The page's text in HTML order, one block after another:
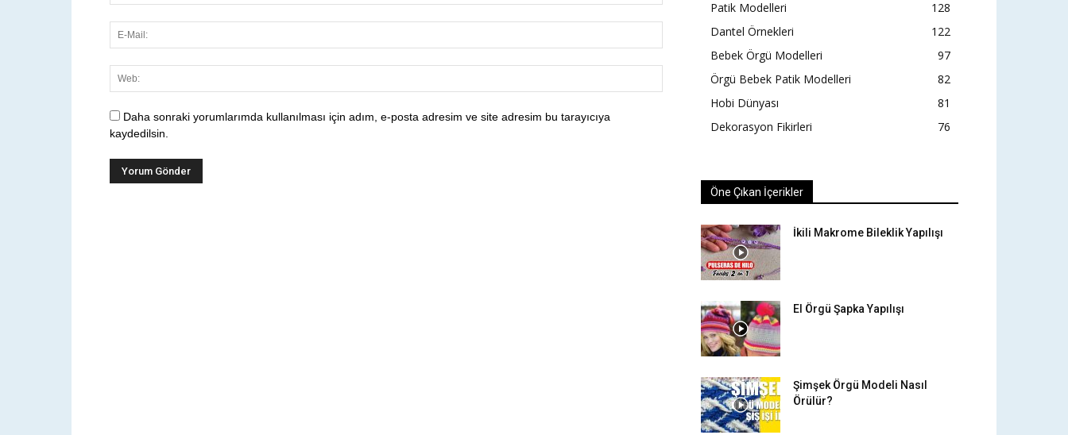
Daha sonraki yorumlarımda kullanılması için adım, e-posta adresim ve site adresim bu tarayıcıya
kaydedilsin.
Patik Modelleri
128
Dantel Örnekleri
122
Bebek Örgü Modelleri
97
Örgü Bebek Patik Modelleri
82
Hobi Dünyası
81
Dekorasyon Fikirleri
76
Öne Çıkan İçerikler
İkili Makrome Bileklik Yapılışı
El Örgü Şapka Yapılışı
Şimşek Örgü Modeli Nasıl
Örülür?